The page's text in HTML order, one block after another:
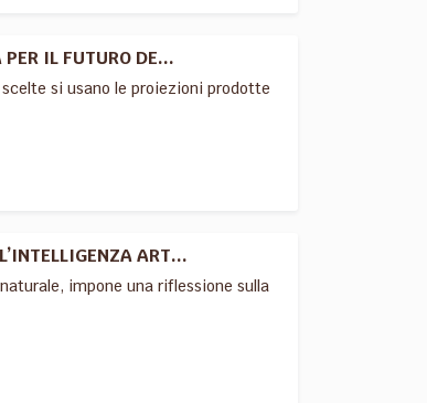
IL FUTURO DE...
si usano le proiezioni prodotte
ART...
impone una riflessione sulla